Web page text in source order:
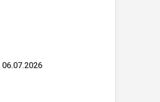
06.07.2026